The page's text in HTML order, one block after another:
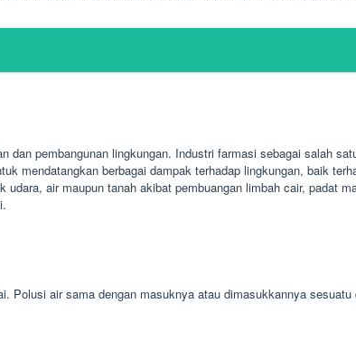
pembangunan lingkungan. Industri farmasi sebagai salah
mendatangkan berbagai dampak terhadap lingkungan, baik
air maupun tanah akibat pembuangan limbah cair, padat
air sama dengan masuknya atau dimasukkannya